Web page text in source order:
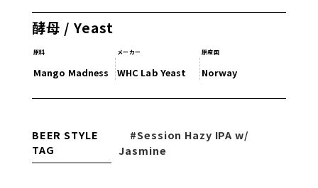
酵母 / Yeast
原料 メーカー 原産国
Mango Madness WHC Lab Yeast Norway
BEER STYLE
TAG
#Session Hazy IPA w/
Jasmine